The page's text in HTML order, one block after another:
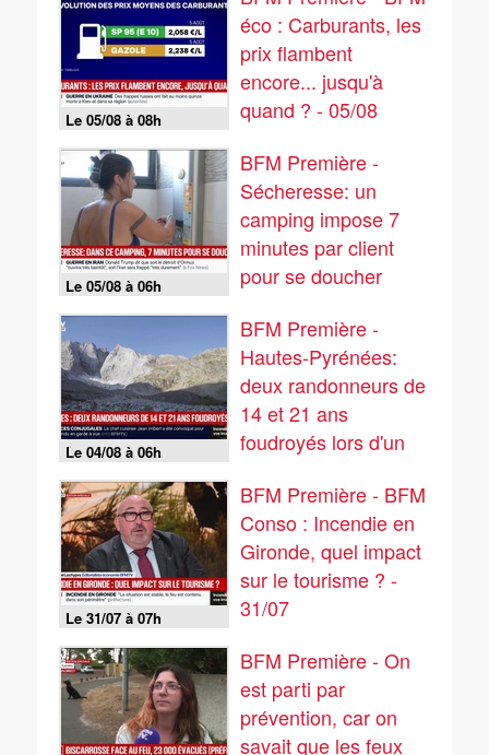
Le 05/08 à 08h
éco : Carburants, les
prix flambent
encore... jusqu'à
quand ? - 05/08
Le 05/08 à 06h
BFM Première -
Sécheresse: un
camping impose 7
minutes par client
pour se doucher
Le 04/08 à 06h
BFM Première -
Hautes-Pyrénées:
deux randonneurs de
14 et 21 ans
foudroyés lors d'un
Le 31/07 à 07h
BFM Première - BFM
Conso : Incendie en
Gironde, quel impact
sur le tourisme ? -
31/07
BFM Première - On
est parti par
prévention, car on
savait que les feux